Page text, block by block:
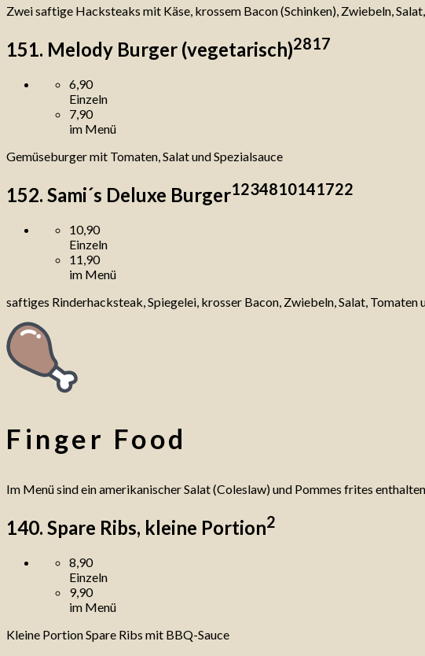
Zwei saftige Hacksteaks mit Käse, krossem Bacon (Schinken), Zwiebeln,
151. Melody Burger (vegetarisch)2817
6,90
Einzeln
7,90
im Menü
Gemüseburger mit Tomaten, Salat und Spezialsauce
152. Sami´s Deluxe Burger1234810141722
10,90
Einzeln
11,90
im Menü
saftiges Rinderhacksteak, Spiegelei, krosser Bacon, Zwiebeln, Salat, Tomaten
Finger Food
Im Menü sind ein amerikanischer Salat (Coleslaw) und Pommes frites
140. Spare Ribs, kleine Portion2
8,90
Einzeln
9,90
im Menü
Kleine Portion Spare Ribs mit BBQ-Sauce